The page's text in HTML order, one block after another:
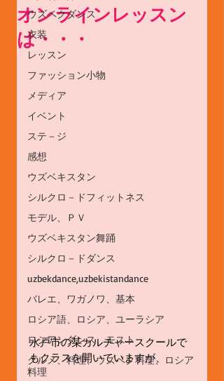
ウズベクダンス
衣装
レッスン
ファッション小物
メディア
イベント
ステ－ジ
感想
ウズベキスタン
シルクロ－ドフィットネス
モデル、ＰＶ
ウズベキスタン舞踊
シルクロ－ドダンス
uzbekdance,uzbekistandance
バレエ、ワガノワ、基本
ロシア語、ロシア、ユーラシア
ロシアンダンス、モスト
グルメ、料理、ウズベク料理、ロシア
料理
オンラインレッスン
は・・・
水戸市の某カルチャースクールで
もクラスを開いていますが、